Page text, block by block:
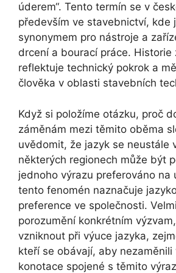
úderem“. Tento termín se v
především ve stavebnictví, kde
synonymem pro nástroje a
drcení a bourací práce. Historie
reflektuje technický pokrok a
člověka v oblasti stavebních
Když si položíme otázku, proč
záměnám mezi těmito oběma
uvědomit, že jazyk se neustále
některých regionech může být
jednoho výrazu preferováno na
tento fenomén naznačuje
preference ve společnosti.
porozumění konkrétním
vzniknout při výuce jazyka,
kteří se obávají, aby nezaměnili
konotace spojené s těmito